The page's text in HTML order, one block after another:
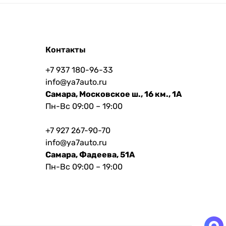
Контакты
+7 937 180-96-33
info@ya7auto.ru
Самара, Московское ш., 16 км., 1А
Пн-Вс 09:00 – 19:00
+7 927 267-90-70
info@ya7auto.ru
Самара, Фадеева, 51А
Пн-Вс 09:00 – 19:00